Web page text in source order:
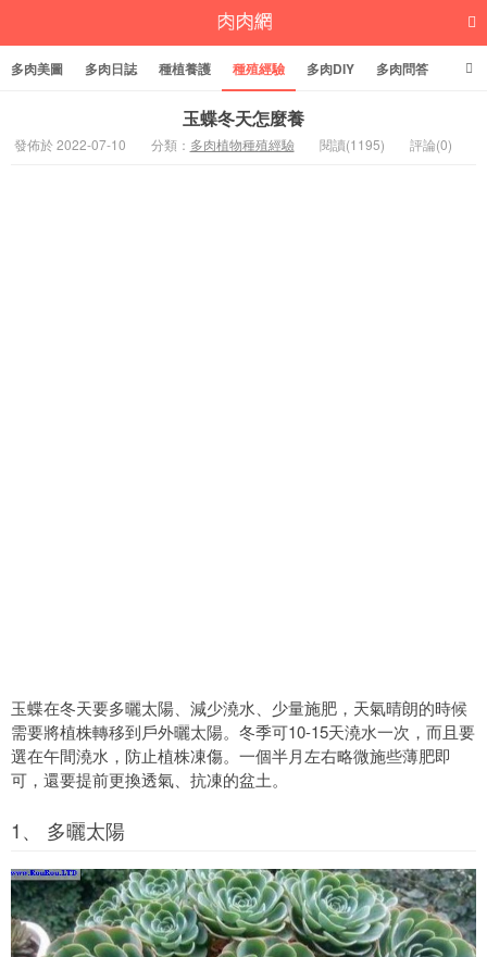
多肉美圖 多肉日誌 種植養護 種殖經驗 多肉DIY 多肉問答
玉蝶冬天怎麼養
發佈於 2022-07-10 分類： 多肉植物種殖經驗 閱讀(1195) 評論(0)
玉蝶在冬天要多曬太陽、減少澆水、少量施肥，天氣晴朗的時候
需要將植株轉移到戶外曬太陽。冬季可10-15天澆水一次，而且要
選在午間澆水，防止植株凍傷。一個半月左右略微施些薄肥即
可，還要提前更換透氣、抗凍的盆土。
1、 多曬太陽